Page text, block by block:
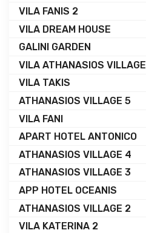
VILA FANIS 2
VILA DREAM HOUSE
GALINI GARDEN
VILA ATHANASIOS
VILA TAKIS
ATHANASIOS VILLAGE 5
VILA FANI
APART HOTEL ANTONICO
ATHANASIOS VILLAGE 4
ATHANASIOS VILLAGE 3
APP HOTEL OCEANIS
ATHANASIOS VILLAGE 2
VILA KATERINA 2